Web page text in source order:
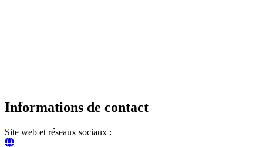
Informations de contact
Site web et réseaux sociaux :